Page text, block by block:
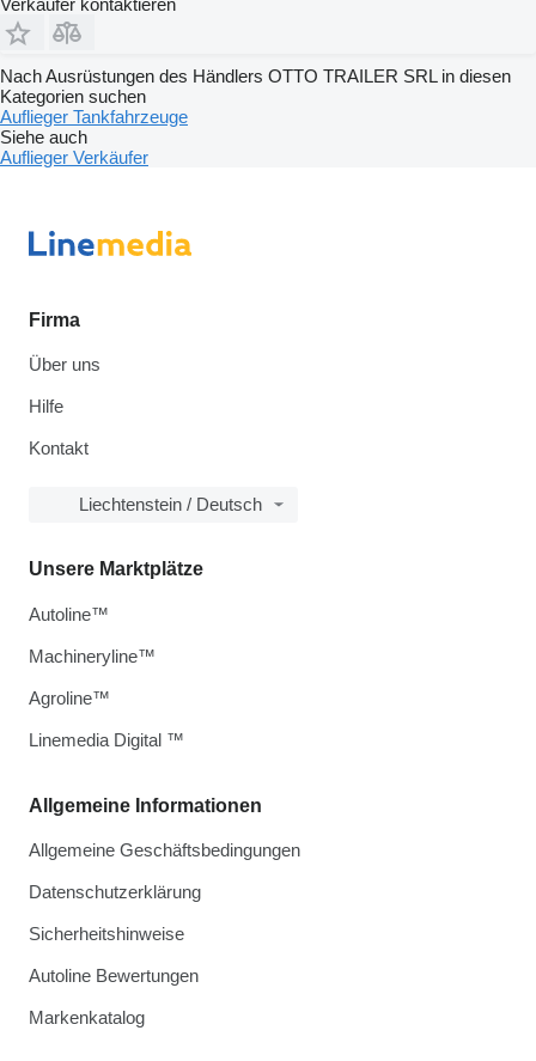
Verkäufer kontaktieren
Nach Ausrüstungen des Händlers OTTO TRAILER SRL in diesen
Kategorien suchen
Auflieger Tankfahrzeuge
Siehe auch
Auflieger Verkäufer
Firma
Über uns
Hilfe
Kontakt
Liechtenstein / Deutsch
Allgemeine Informationen
Allgemeine Geschäftsbedingungen
Datenschutzerklärung
Sicherheitshinweise
Autoline Bewertungen
Markenkatalog
Unsere Marktplätze
Autoline™
Machineryline™
Agroline™
Linemedia Digital ™